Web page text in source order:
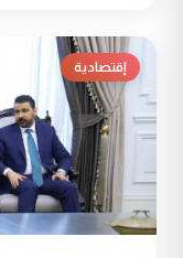
إقتصادية